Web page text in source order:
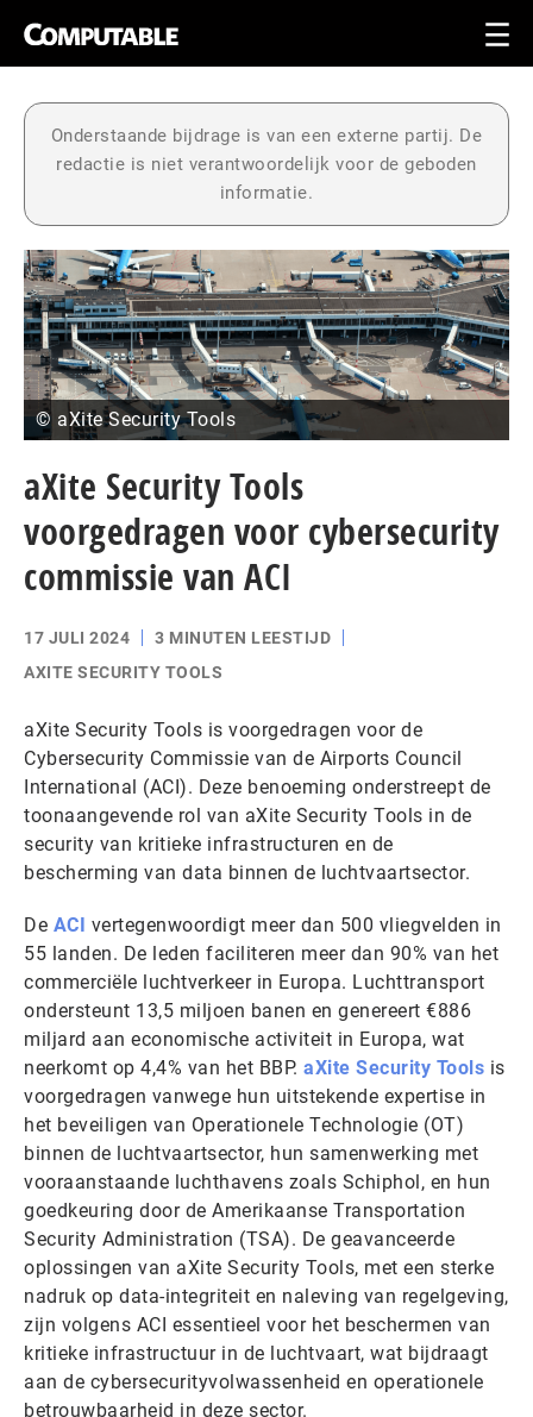
Onderstaande bijdrage is van een externe partij. De
redactie is niet verantwoordelijk voor de geboden
informatie.
© aXite Security Tools
aXite Security Tools
voorgedragen voor cybersecurity
commissie van ACI
17 JULI 2024
3 MINUTEN LEESTIJD
AXITE SECURITY TOOLS
aXite Security Tools is voorgedragen voor de
Cybersecurity Commissie van de Airports Council
International (ACI). Deze benoeming onderstreept de
toonaangevende rol van aXite Security Tools in de
security van kritieke infrastructuren en de
bescherming van data binnen de luchtvaartsector.
De ACI vertegenwoordigt meer dan 500 vliegvelden in
55 landen. De leden faciliteren meer dan 90% van het
commerciële luchtverkeer in Europa. Luchttransport
ondersteunt 13,5 miljoen banen en genereert €886
miljard aan economische activiteit in Europa, wat
neerkomt op 4,4% van het BBP. aXite Security Tools is
voorgedragen vanwege hun uitstekende expertise in
het beveiligen van Operationele Technologie (OT)
binnen de luchtvaartsector, hun samenwerking met
vooraanstaande luchthavens zoals Schiphol, en hun
goedkeuring door de Amerikaanse Transportation
Security Administration (TSA). De geavanceerde
oplossingen van aXite Security Tools, met een sterke
nadruk op data-integriteit en naleving van regelgeving,
zijn volgens ACI essentieel voor het beschermen van
kritieke infrastructuur in de luchtvaart, wat bijdraagt
aan de cybersecurityvolwassenheid en operationele
betrouwbaarheid in deze sector.